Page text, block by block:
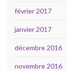
février 2017
janvier 2017
décembre 2016
novembre 2016